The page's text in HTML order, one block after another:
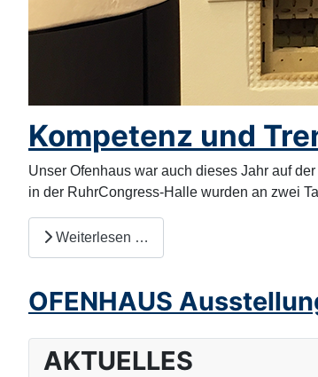
Kompetenz und
Unser Ofenhaus war auch dieses Jahr auf
in der RuhrCongress-Halle wurden an zwei
Weiterlesen …
OFENHAUS
AKTUELLES